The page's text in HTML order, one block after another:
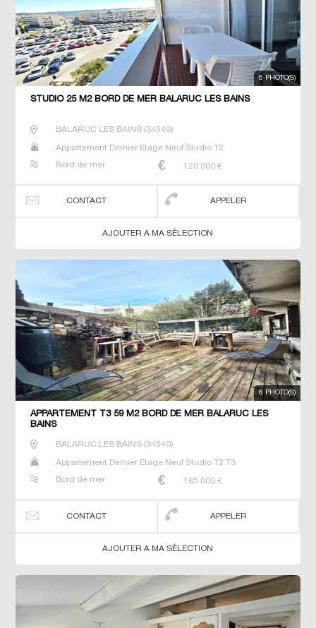
6 PHOTO(S)
STUDIO 25 M2 BORD DE MER BALARUC LES BAINS
BALARUC LES BAINS(34540)
Appartement Dernier Etage Neuf Studio T2
Bord de mer 120 000 €
CONTACT APPELER
AJOUTER A MA SÉLECTION
6 PHOTO(S)
APPARTEMENT T3 59 M2 BORD DE MER BALARUC LES
BAINS
BALARUC LES BAINS(34540)
Appartement Dernier Etage Neuf Studio T2 T3
Bord de mer 185 000 €
CONTACT APPELER
AJOUTER A MA SÉLECTION